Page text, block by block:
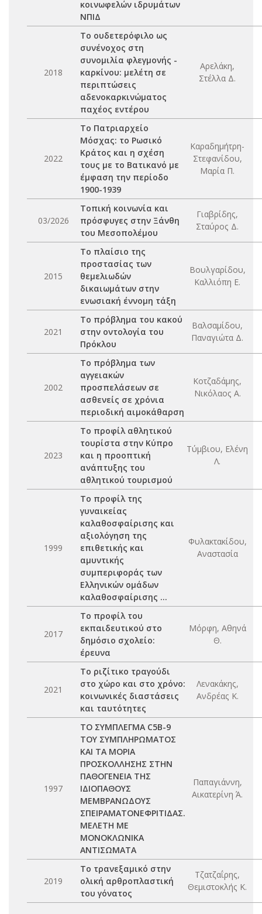
κοινωφελών ιδρυμάτων
ΝΠΙΔ
2018
Το ουδετερόφιλο ως
συνένοχος στη
συνομιλία φλεγμονής -
καρκίνου: μελέτη σε
περιπτώσεις
αδενοκαρκινώματος
παχέος εντέρου
Αρελάκη,
Στέλλα Δ.
2022
Το Πατριαρχείο
Μόσχας: το Ρωσικό
Κράτος και η σχέση
τους με το Βατικανό με
έμφαση την περίοδο
1900-1939
Καραδημήτρη-
Στεφανίδου,
Μαρία Π.
03/2026
Τοπική κοινωνία και
πρόσφυγες στην Ξάνθη
του Μεσοπολέμου
Γιαβρίδης,
Σταύρος Δ.
2015
Το πλαίσιο της
προστασίας των
θεμελιωδών
δικαιωμάτων στην
ενωσιακή έννομη τάξη
Βουλγαρίδου,
Καλλιόπη Ε.
2021
Το πρόβλημα του κακού
στην οντολογία του
Πρόκλου
Βαλσαμίδου,
Παναγιώτα Δ.
2002
Το πρόβλημα των
αγγειακών
προσπελάσεων σε
ασθενείς σε χρόνια
περιοδική αιμοκάθαρση
Κοτζαδάμης,
Νικόλαος Α.
2023
Το προφίλ αθλητικού
τουρίστα στην Κύπρο
και η προοπτική
ανάπτυξης του
αθλητικού τουρισμού
Τύμβιου, Ελένη
Λ.
1999
Το προφίλ της
γυναικείας
καλαθοσφαίρισης και
αξιολόγηση της
επιθετικής και
αμυντικής
συμπεριφοράς των
Ελληνικών ομάδων
καλαθοσφαίρισης ...
Φυλακτακίδου,
Αναστασία
2017
Το προφίλ του
εκπαιδευτικού στο
δημόσιο σχολείο:
έρευνα
Μόρφη, Αθηνά
Θ.
2021
Το ριζίτικο τραγούδι
στο χώρο και στο χρόνο:
κοινωνικές διαστάσεις
και ταυτότητες
Λενακάκης,
Ανδρέας Κ.
1997
ΤΟ ΣΥΜΠΛΕΓΜΑ C5B-9
ΤΟΥ ΣΥΜΠΛΗΡΩΜΑΤΟΣ
ΚΑΙ ΤΑ ΜΟΡΙΑ
ΠΡΟΣΚΟΛΛΗΣΗΣ ΣΤΗΝ
ΠΑΘΟΓΕΝΕΙΑ ΤΗΣ
ΙΔΙΟΠΑΘΟΥΣ
ΜΕΜΒΡΑΝΩΔΟΥΣ
ΣΠΕΙΡΑΜΑΤΟΝΕΦΡΙΤΙΔΑΣ.
ΜΕΛΕΤΗ ΜΕ
ΜΟΝΟΚΛΩΝΙΚΑ
ΑΝΤΙΣΩΜΑΤΑ
Παπαγιάννη,
Αικατερίνη Ά.
2019
Το τρανεξαμικό στην
ολική αρθροπλαστική
του γόνατος
Τζατζαΐρης,
Θεμιστοκλής Κ.